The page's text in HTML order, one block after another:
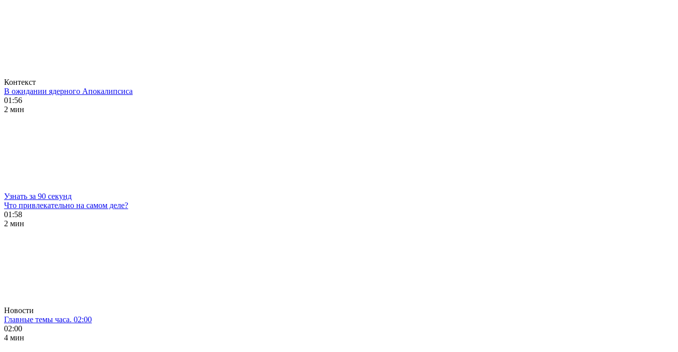
Контекст
В ожидании ядерного Апокалипсиса
01:56
2 мин
Узнать за 90 секунд
Что привлекательно на самом деле?
01:58
2 мин
Новости
Главные темы часа. 02:00
02:00
4 мин